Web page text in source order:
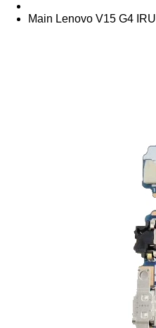
Main Lenovo V15 G4 IRU